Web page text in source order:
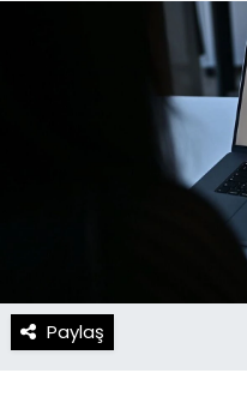
Paylaş
Resmi İlanlar
Gizlilik Sözleşmesi